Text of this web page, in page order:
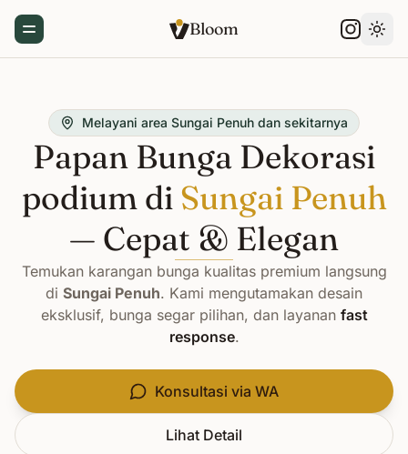
Toggle Menu Bloom
Melayani area Sungai Penuh dan sekitarnya
Papan Bunga Dekorasi
podium di Sungai Penuh
— Cepat & Elegan
Temukan karangan bunga kualitas premium langsung
di Sungai Penuh. Kami mengutamakan desain
eksklusif, bunga segar pilihan, dan layanan fast
response.
Konsultasi via WA
Lihat Detail